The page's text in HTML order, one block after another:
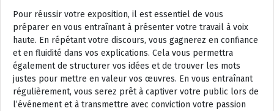
Pour réussir votre exposition, il est essentiel de vous
préparer en vous entraînant à présenter votre travail à voix
haute. En répétant votre discours, vous gagnerez en confiance
et en fluidité dans vos explications. Cela vous permettra
également de structurer vos idées et de trouver les mots
justes pour mettre en valeur vos œuvres. En vous entraînant
régulièrement, vous serez prêt à captiver votre public lors de
l’événement et à transmettre avec conviction votre passion